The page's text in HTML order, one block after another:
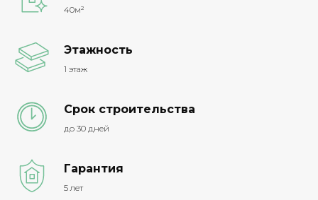
40м²
Этажность
1 этаж
Срок строительства
до 30 дней
Гарантия
5 лет